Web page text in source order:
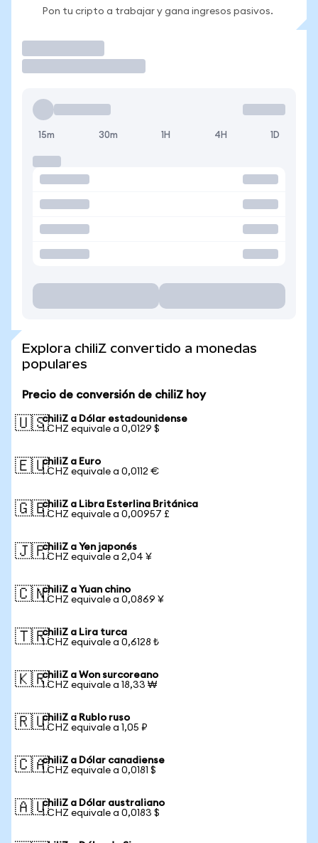
Pon tu cripto a trabajar y gana ingresos pasivos.
15m 30m 1H 4H 1D
Explora chiliZ convertido a monedas
populares
Precio de conversión de chiliZ hoy
🇺🇸chiliZ a Dólar estadounidense
1 CHZ equivale a 0,0129 $
🇪🇺chiliZ a Euro
1 CHZ equivale a 0,0112 €
🇬🇧chiliZ a Libra Esterlina Británica
1 CHZ equivale a 0,00957 £
🇯🇵chiliZ a Yen japonés
1 CHZ equivale a 2,04 ¥
🇨🇳chiliZ a Yuan chino
1 CHZ equivale a 0,0869 ¥
🇹🇷chiliZ a Lira turca
1 CHZ equivale a 0,6128 ₺
🇰🇷chiliZ a Won surcoreano
1 CHZ equivale a 18,33 ₩
🇷🇺chiliZ a Rublo ruso
1 CHZ equivale a 1,05 ₽
🇨🇦chiliZ a Dólar canadiense
1 CHZ equivale a 0,0181 $
🇦🇺chiliZ a Dólar australiano
1 CHZ equivale a 0,0183 $